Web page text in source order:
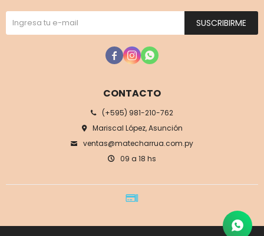
CONTACTO
(+595) 981-210-762
Mariscal López, Asunción
ventas@matecharrua.com.py
09 a 18 hs
SUSCRIBIRME
  